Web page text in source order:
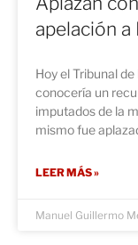
apelación a
Hoy el Tribunal
conocería un
imputados de la
mismo fue
LEER MÁS »
Manuel Guillermo